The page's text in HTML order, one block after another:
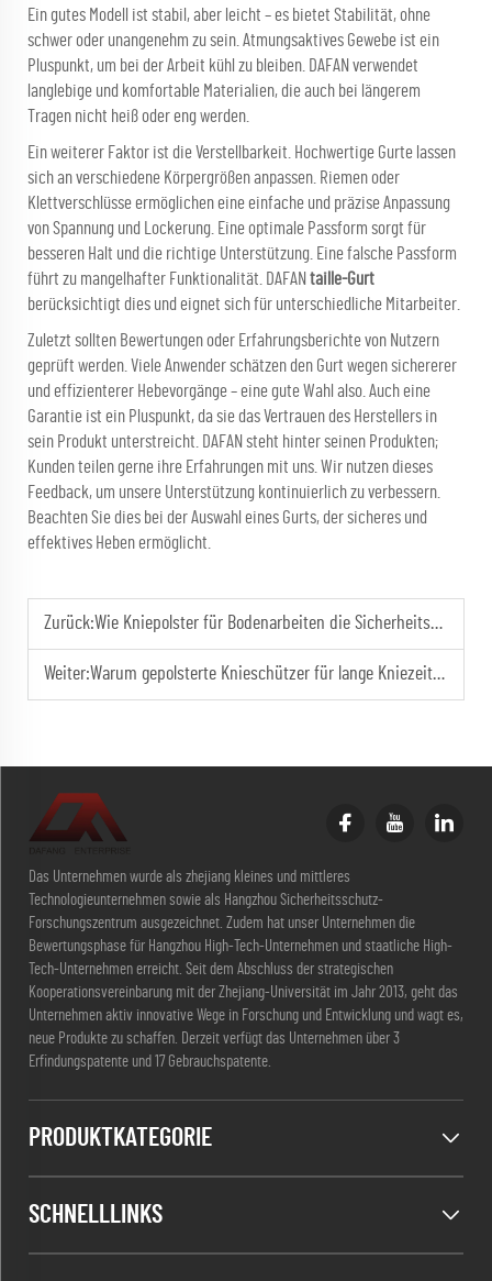
Ein gutes Modell ist stabil, aber leicht – es bietet Stabilität, ohne
schwer oder unangenehm zu sein. Atmungsaktives Gewebe ist ein
Pluspunkt, um bei der Arbeit kühl zu bleiben. DAFAN verwendet
langlebige und komfortable Materialien, die auch bei längerem
Tragen nicht heiß oder eng werden.
Ein weiterer Faktor ist die Verstellbarkeit. Hochwertige Gurte lassen
sich an verschiedene Körpergrößen anpassen. Riemen oder
Klettverschlüsse ermöglichen eine einfache und präzise Anpassung
von Spannung und Lockerung. Eine optimale Passform sorgt für
besseren Halt und die richtige Unterstützung. Eine falsche Passform
führt zu mangelhafter Funktionalität. DAFAN taille-Gurt
berücksichtigt dies und eignet sich für unterschiedliche Mitarbeiter.
Zuletzt sollten Bewertungen oder Erfahrungsberichte von Nutzern
geprüft werden. Viele Anwender schätzen den Gurt wegen sichererer
und effizienterer Hebevorgänge – eine gute Wahl also. Auch eine
Garantie ist ein Pluspunkt, da sie das Vertrauen des Herstellers in
sein Produkt unterstreicht. DAFAN steht hinter seinen Produkten;
Kunden teilen gerne ihre Erfahrungen mit uns. Wir nutzen dieses
Feedback, um unsere Unterstützung kontinuierlich zu verbessern.
Beachten Sie dies bei der Auswahl eines Gurts, der sicheres und
effektives Heben ermöglicht.
Zurück:Wie Kniepolster für Bodenarbeiten die Sicherheitsstandards der Arbeitnehmer verbessern
Weiter:Warum gepolsterte Knieschützer für lange Kniezeiten unverzichtbar sind
Das Unternehmen wurde als zhejiang kleines und mittleres
Technologieunternehmen sowie als Hangzhou Sicherheitsschutz-
Forschungszentrum ausgezeichnet. Zudem hat unser Unternehmen die
Bewertungsphase für Hangzhou High-Tech-Unternehmen und staatliche High-
Tech-Unternehmen erreicht. Seit dem Abschluss der strategischen
Kooperationsvereinbarung mit der Zhejiang-Universität im Jahr 2013, geht das
Unternehmen aktiv innovative Wege in Forschung und Entwicklung und wagt es,
neue Produkte zu schaffen. Derzeit verfügt das Unternehmen über 3
Erfindungspatente und 17 Gebrauchspatente.
PRODUKTKATEGORIE
SCHNELLLINKS